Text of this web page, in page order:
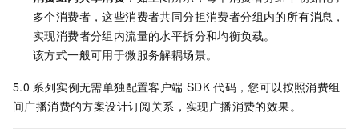
多个消费者，这些消费者共同分担消费者分组内的所有消息，
实现消费者分组内流量的水平拆分和均衡负载。
该方式一般可用于微服务解耦场景。
5.0 系列实例无需单独配置客户端 SDK 代码，您可以按照消费组
间广播消费的方案设计订阅关系，实现广播消费的效果。